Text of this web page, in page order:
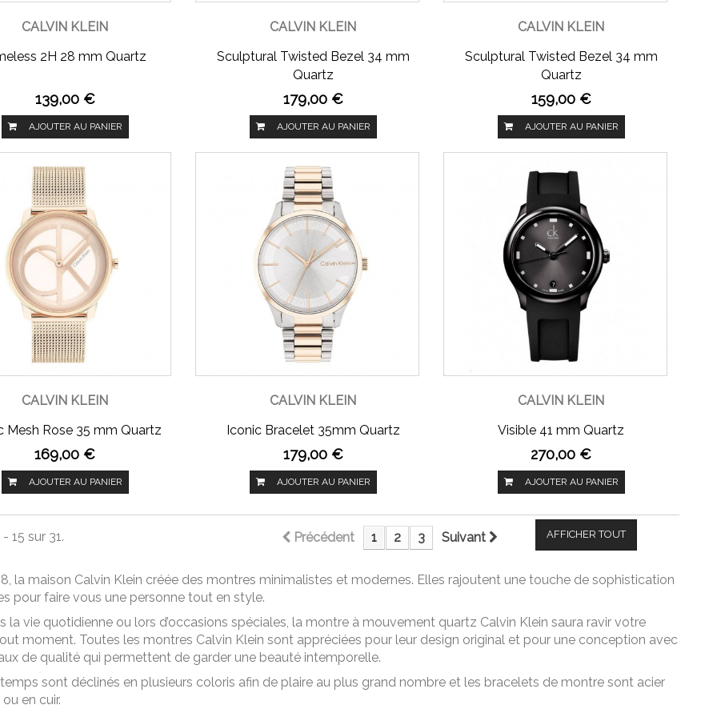
CALVIN KLEIN
2H 28 mm Quartz
139,00 €
AJOUTER AU PANIER
CALVIN KLEIN
Sculptural Twisted Bezel 34 mm
Quartz
179,00 €
AJOUTER AU PANIER
CALVIN KLEIN
Sculptural Twisted Bezel 34 mm
Quartz
159,00 €
AJOUTER AU PANIER
CALVIN KLEIN
Mesh Rose 35 mm Quartz
169,00 €
AJOUTER AU PANIER
CALVIN KLEIN
Iconic Bracelet 35mm Quartz
179,00 €
AJOUTER AU PANIER
CALVIN KLEIN
Visible 41 mm Quartz
270,00 €
AJOUTER AU PANIER
AFFICHER TOUT
Précédent 1 2 3 Suivant
15 sur 31.
la maison Calvin Klein créée des montres minimalistes et modernes. Elles rajoutent une touche de sophistication
pour faire vous une personne tout en style.
la vie quotidienne ou lors d’occasions spéciales, la montre à mouvement quartz Calvin Klein saura ravir votre
moment. Toutes les montres Calvin Klein sont appréciées pour leur design original et pour une conception avec
de qualité qui permettent de garder une beauté intemporelle.
sont déclinés en plusieurs coloris afin de plaire au plus grand nombre et les bracelets de montre sont acier
en cuir.